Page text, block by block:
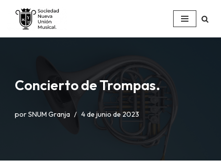
Saltar
al
Concierto de Trompas.
porSNUM Granja 4 de junio de 2023